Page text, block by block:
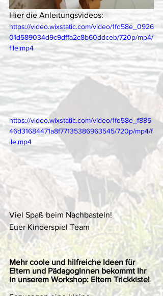
Hier die Anleitungsvideos:
https://video.wixstatic.com/video/1fd58e_0926
01d589034d9c9dffa2c8b60ddceb/720p/mp4/
file.mp4
https://video.wixstatic.com/video/1fd58e_f885
46d31684471a8f77135386963545/720p/mp4/f
ile.mp4
Viel Spaß beim Nachbasteln!
Euer Kinderspiel Team
Mehr coole und hilfreiche Ideen für
Eltern und PädagogInnen bekommt Ihr
in unserem Workshop: Eltern Trickkiste!